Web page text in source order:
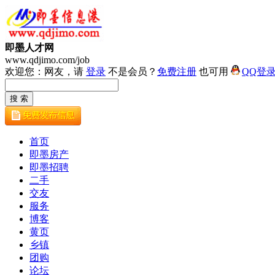
即墨人才网
www.qdjimo.com/job
欢迎您：网友，请 登录 不是会员？ 免费注册 也可用 QQ登
首页
即墨房产
即墨招聘
二手
交友
服务
博客
黄页
乡镇
团购
论坛